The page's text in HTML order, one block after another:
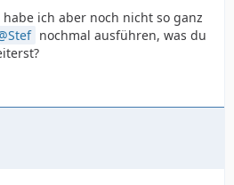
ich aber noch nicht so ganz
Stef nochmal ausführen, was du